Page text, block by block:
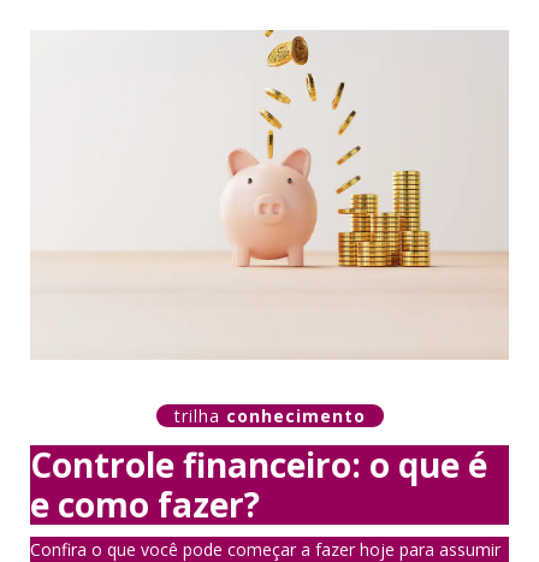
trilha conhecimento
Controle financeiro: o que é
e como fazer?
Confira o que você pode começar a fazer hoje para assumir